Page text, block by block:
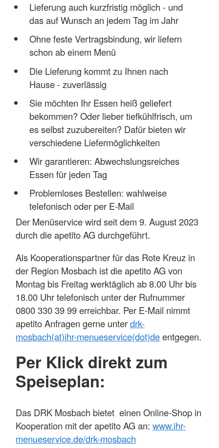
Lieferung auch kurzfristig möglich - und
das auf Wunsch an jedem Tag im Jahr
Ohne feste Vertragsbindung, wir liefern
schon ab einem Menü
Die Lieferung kommt zu Ihnen nach
Hause - zuverlässig
Sie möchten Ihr Essen heiß geliefert
bekommen? Oder lieber tiefkühlfrisch, um
es selbst zuzubereiten? Dafür bieten wir
verschiedene Liefermöglichkeiten
Wir garantieren: Abwechslungsreiches
Essen für jeden Tag
Problemloses Bestellen: wahlweise
telefonisch oder per E-Mail
Der Menüservice wird seit dem 9. August 2023
durch die apetito AG durchgeführt.
Als Kooperationspartner für das Rote Kreuz in
der Region Mosbach ist die apetito AG von
Montag bis Freitag werktäglich ab 8.00 Uhr bis
18.00 Uhr telefonisch unter der Rufnummer
0800 330 39 99 erreichbar. Per E-Mail nimmt
apetito Anfragen gerne unterdrk-
mosbach(at)ihr-menueservice(dot)deentgegen.
Per Klick direkt zum
Speiseplan:
Das DRK Mosbach bietet einen Online-Shop in
Kooperation mit der apetito AG an: www.ihr-
menueservice.de/drk-mosbach